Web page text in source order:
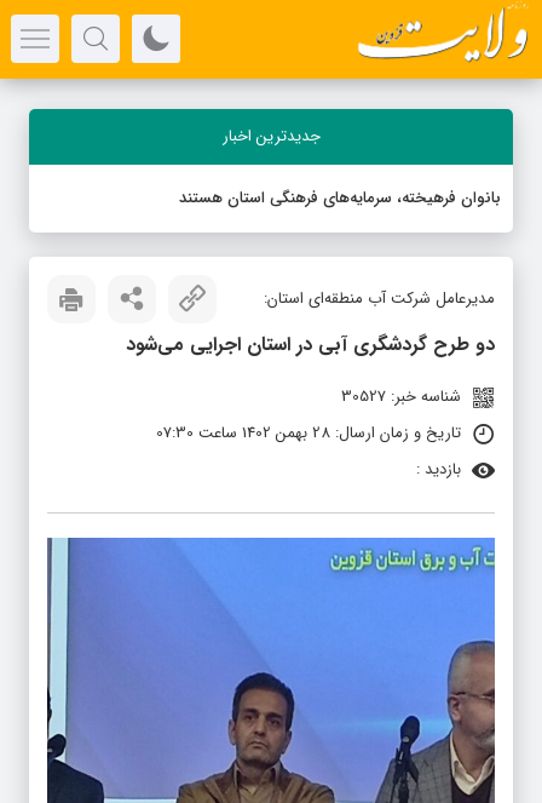
جدیدترین اخبار
بانوان فرهیخته، سرمایه‌های فرهنگی استان هستند
مدیرعامل شرکت آب منطقه‌ای استان:
دو طرح گردشگری آبی در استان اجرایی می‌شود
شناسه خبر: 30527
تاریخ و زمان ارسال: 28 بهمن 1402 ساعت 07:30
بازدید :